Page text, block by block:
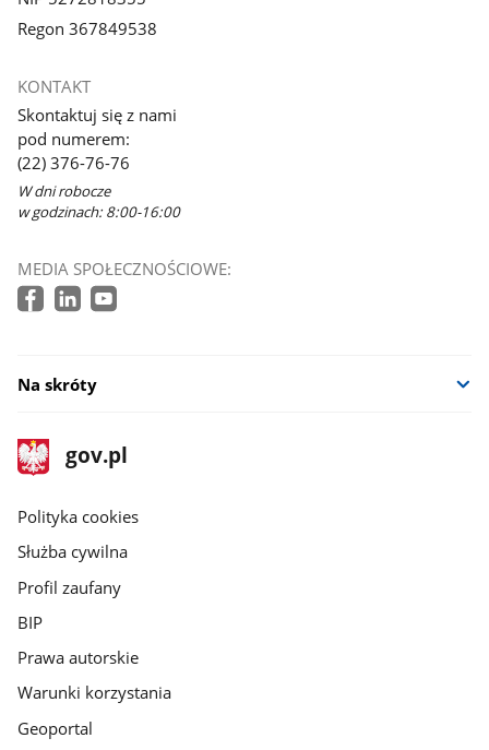
Regon 367849538
KONTAKT
Skontaktuj się z nami
pod numerem:
(22) 376-76-76
W dni robocze
w godzinach: 8:00-16:00
MEDIA SPOŁECZNOŚCIOWE:
Na skróty
stopka
gov.pl
Strona
gov.pl
gov.pl
Polityka cookies
Służba cywilna
Profil zaufany
BIP
Prawa autorskie
Warunki korzystania
Geoportal